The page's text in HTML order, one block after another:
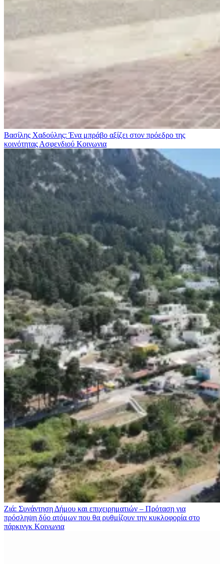
Βασίλης Χαδούλης: Ένα μπράβο αξίζει στον πρόεδρο της
κοινότητας Ασφενδιού Κοινωνια
Ζιά: Συνάντηση Δήμου και επιχειρηματιών – Πρόταση για
πρόσληψη δύο ατόμων που θα ρυθμίζουν την κυκλοφορία στο
πάρκινγκ Κοινωνια